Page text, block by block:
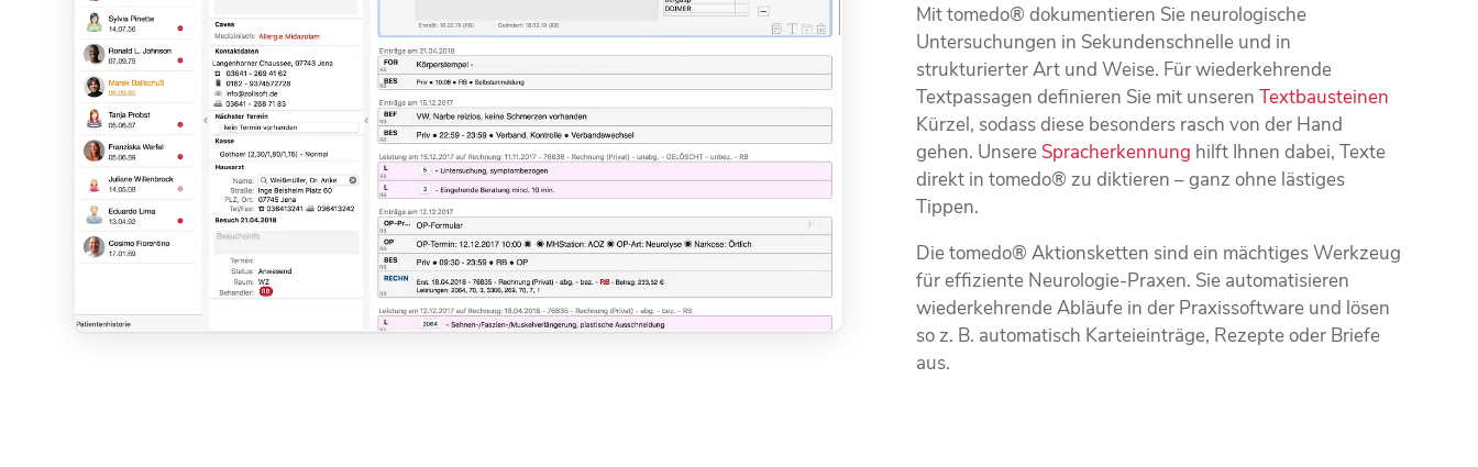
Mit tomedo® dokumentieren Sie neurologische
Untersuchungen in Sekundenschnelle und in
strukturierter Art und Weise. Für wiederkehrende
Textpassagen definieren Sie mit unseren Textbausteinen
Kürzel, sodass diese besonders rasch von der Hand
gehen. Unsere Spracherkennung hilft Ihnen dabei, Texte
direkt in tomedo® zu diktieren – ganz ohne lästiges
Tippen.
Die tomedo® Aktionsketten sind ein mächtiges Werkzeug
für effiziente Neurologie-Praxen. Sie automatisieren
wiederkehrende Abläufe in der Praxissoftware und lösen
so z. B. automatisch Karteieinträge, Rezepte oder Briefe
aus.